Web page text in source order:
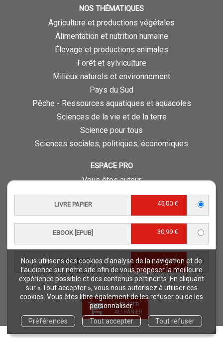
Nous utilisons des cookies d’analyse de la navigation et de
l’audience sur notre site afin de vous proposer la meilleure
expérience possible et des contenus pertinents. En cliquant
sur « Tout accepter », vous nous autorisez à utiliser ces
cookies. Vous êtes libre également de les refuser ou de les
personnaliser.
Préférences
Tout accepter Tout refuser
LIVRE PAPIER 45,00 €
EBOOK [EPUB] 30,99 €
EBOOK [PDF] 30,99 €
AJOUTER
AU PANIER
NOS THÉMATIQUES
Agriculture et productions végétales
Alimentation et nutrition humaine
Élevage et productions animales
Forêt et sylviculture
Milieux naturels et environnement
Pays du Sud
Pêche - Ressources aquatiques et aquacoles
Sciences de la vie et de la terre
Science pour tous
Sciences sociales, politiques, économiques
ESPACE PRO
Vous êtes auteur
Vous êtes journaliste
Vous êtes libraire
Foreign rights
Procédure d'évaluation
NOTRE SITE
Quae © 2018
Mentions légales
Déclaration d'accessibilité